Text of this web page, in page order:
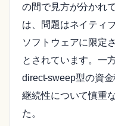
の間で見方が分かれ
は、問題はネイティ
ソフトウェアに限定
とされています。一
direct-sweep型の資
継続性について慎重
た。